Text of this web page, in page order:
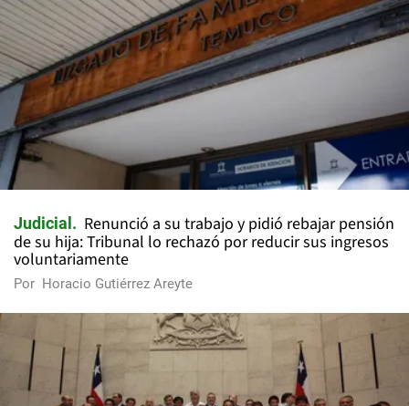
Judicial
Renunció a su trabajo y pidió rebajar pensión
de su hija: Tribunal lo rechazó por reducir sus ingresos
voluntariamente
Por Horacio Gutiérrez Areyte